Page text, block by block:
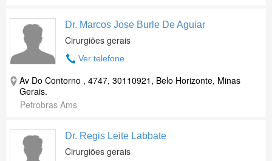
Dr. Marcos Jose Burle De Aguiar
Cirurgiões gerais
Ver telefone
Av Do Contorno , 4747, 30110921, Belo Horizonte, Minas
Gerais.
Petrobras Ams
Dr. Regis Leite Labbate
Cirurgiões gerais